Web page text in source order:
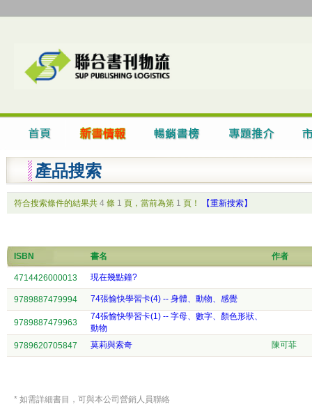
產品搜索
符合搜索條件的結果共 4 條 1 頁，當前為第 1 頁！ 【重新搜索】
ISBN 書名 作者
4714426000013 現在幾點鐘?
9789887479994 74張愉快學習卡(4) -- 身體、動物、感覺
9789887479963
74張愉快學習卡(1) -- 字母、數字、顏色形狀、
動物
9789620705847
莫莉與索奇 陳可菲
* 如需詳細書目，可與本公司營銷人員聯絡